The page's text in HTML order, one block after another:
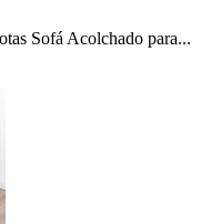
Sofá Acolchado para...